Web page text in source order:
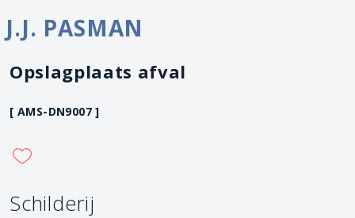
J.J. PASMAN
Opslagplaats afval
[ AMS-DN9007 ]
Schilderij